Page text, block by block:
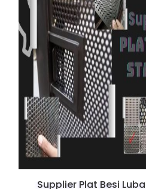
Supplier Plat Besi